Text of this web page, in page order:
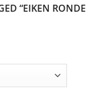
“EIKEN RONDE